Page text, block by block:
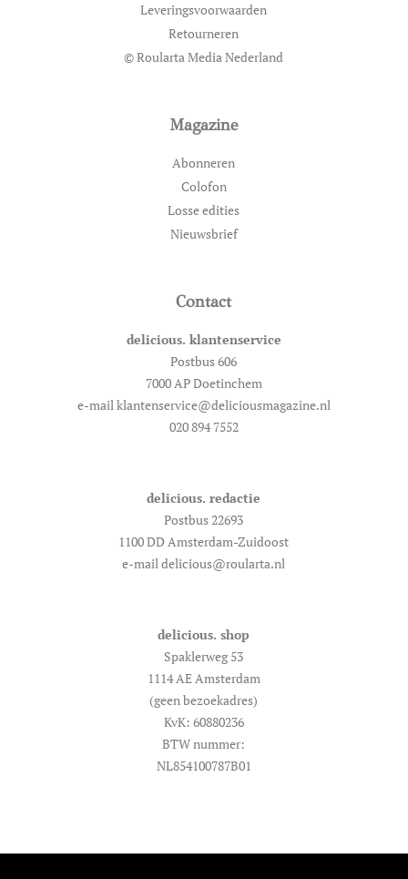
Leveringsvoorwaarden
Retourneren
© Roularta Media Nederland
Magazine
Abonneren
Colofon
Losse edities
Nieuwsbrief
Contact
delicious. klantenservice
Postbus 606
7000 AP Doetinchem
e-mail klantenservice@deliciousmagazine.nl
020 894 7552
delicious. redactie
Postbus 22693
1100 DD Amsterdam-Zuidoost
e-mail delicious@roularta.nl
delicious. shop
Spaklerweg 53
1114 AE Amsterdam
(geen bezoekadres)
KvK: 60880236
BTW nummer:
NL854100787B01